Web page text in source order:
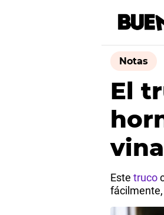
Notas
El
Este truco